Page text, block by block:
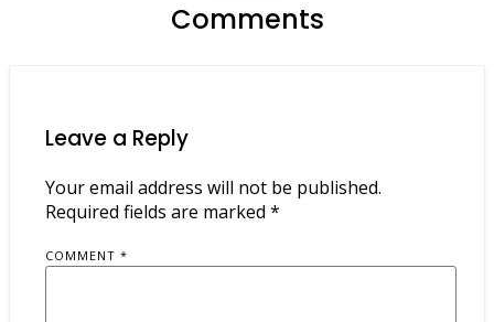
Comments
Leave a Reply
Your email address will not be published.
Required fields are marked *
COMMENT *